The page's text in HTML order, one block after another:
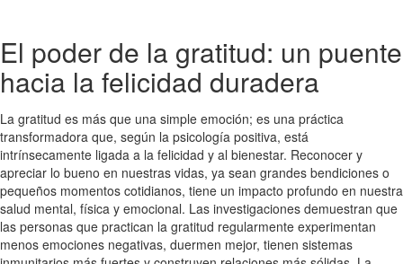
El poder de la gratitud: un puente
hacia la felicidad duradera
La gratitud es más que una simple emoción; es una práctica
transformadora que, según la psicología positiva, está
intrínsecamente ligada a la felicidad y al bienestar. Reconocer y
apreciar lo bueno en nuestras vidas, ya sean grandes bendiciones o
pequeños momentos cotidianos, tiene un impacto profundo en nuestra
salud mental, física y emocional. Las investigaciones demuestran que
las personas que practican la gratitud regularmente experimentan
menos emociones negativas, duermen mejor, tienen sistemas